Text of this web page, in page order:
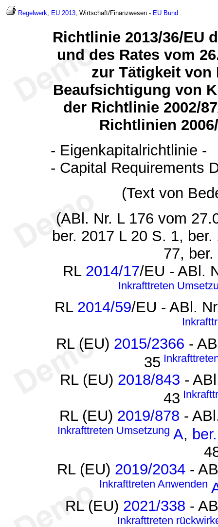
Regelwerk, EU 2013, Wirtschaft/Finanzwesen - EU Bund
Richtlinie 2013/36/EU
und des Rates vom
zur Tätigkeit
Beaufsichtigung von
der Richtlinie 2002/
Richtlinien
- Eigenkapitalrichtlinie -
- Capital Requirements
(Text von
(ABl. Nr. L 176 vom
ber. 2017 L 20 S. 1,
77,
RL 2014/17/EU - ABl.
Inkrafttreten
RL 2014/59/EU - ABl.
RL (EU) 2015/2366 -
35
RL (EU) 2018/843 -
43
RL (EU) 2019/878 -
Inkrafttreten Umsetzung A, ber.
RL (EU) 2019/2034 -
Inkrafttreten Anwenden
RL (EU) 2021/338 -
Inkrafttreten